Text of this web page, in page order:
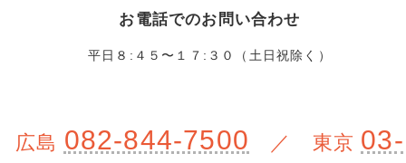
お電話でのお問い合わせ
平日８:４５〜１７:３０（土日祝除く）
広島 082-844-7500 ／ 東京 03-